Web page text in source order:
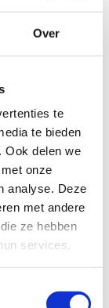
Over
te
te bieden
Ook delen we
onze
analyse. Deze
met andere
ze hebben
services.
te laten
goed
via mail
van
van
duurt
monitor die